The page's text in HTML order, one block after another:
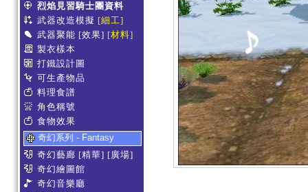
烈焰見習騎士團資料
武器改造模擬 [細工]
武器聚能 [效果] [材料]
製衣樣本
打鐵設計圖
可生產物品
料理食譜
角色稱號
食物效果
奇幻系列 - Fantasy
奇幻藝廊 [精華] [廣場]
奇幻繪圖館
奇幻音樂廳